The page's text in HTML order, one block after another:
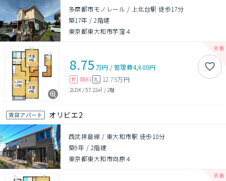
多摩都市モノレール / 上北台駅 徒歩17分
築17年 /2階建
東京都東大和市芋窪４
8.75 万円 /管理費4,600円
敷 無料 礼 12.75万円
2LDK/57.22㎡ / 2階
賃貸アパート オリビエ2
西武拝島線 / 東大和市駅 徒歩10分
築9年 / 2階建
東京都東大和市向原４